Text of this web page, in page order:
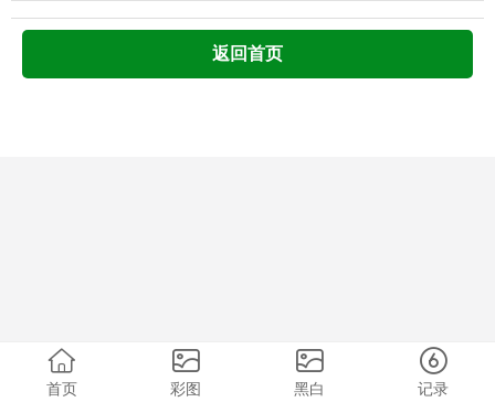
返回首页
首页 彩图 黑白 记录